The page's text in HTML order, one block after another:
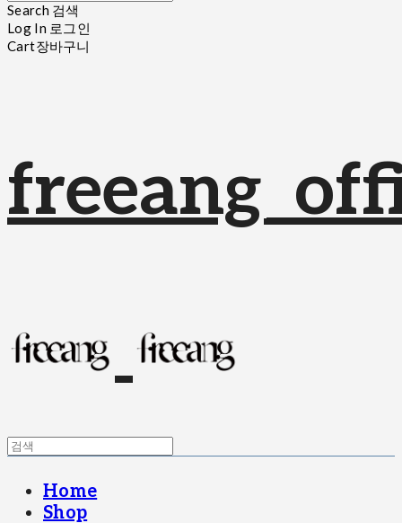
Search 검색
Log In 로그인
Cart장바구니
Home
Shop